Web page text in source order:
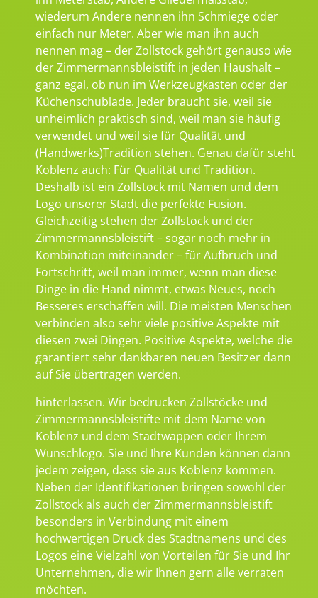
wiederum Andere nennen ihn Schmiege oder
einfach nur Meter. Aber wie man ihn auch
nennen mag – der Zollstock gehört genauso wie
der Zimmermannsbleistift in jeden Haushalt –
ganz egal, ob nun im Werkzeugkasten oder der
Küchenschublade. Jeder braucht sie, weil sie
unheimlich praktisch sind, weil man sie häufig
verwendet und weil sie für Qualität und
(Handwerks)Tradition stehen. Genau dafür steht
Koblenz auch: Für Qualität und Tradition.
Deshalb ist ein Zollstock mit Namen und dem
Logo unserer Stadt die perfekte Fusion.
Gleichzeitig stehen der Zollstock und der
Zimmermannsbleistift – sogar noch mehr in
Kombination miteinander – für Aufbruch und
Fortschritt, weil man immer, wenn man diese
Dinge in die Hand nimmt, etwas Neues, noch
Besseres erschaffen will. Die meisten Menschen
verbinden also sehr viele positive Aspekte mit
diesen zwei Dingen. Positive Aspekte, welche die
garantiert sehr dankbaren neuen Besitzer dann
auf Sie übertragen werden.
hinterlassen. Wir bedrucken Zollstöcke und
Zimmermannsbleistifte mit dem Name von
Koblenz und dem Stadtwappen oder Ihrem
Wunschlogo. Sie und Ihre Kunden können dann
jedem zeigen, dass sie aus Koblenz kommen.
Neben der Identifikationen bringen sowohl der
Zollstock als auch der Zimmermannsbleistift
besonders in Verbindung mit einem
hochwertigen Druck des Stadtnamens und des
Logos eine Vielzahl von Vorteilen für Sie und Ihr
Unternehmen, die wir Ihnen gern alle verraten
möchten.